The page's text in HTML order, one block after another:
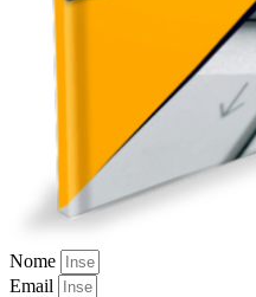
Nome
Email